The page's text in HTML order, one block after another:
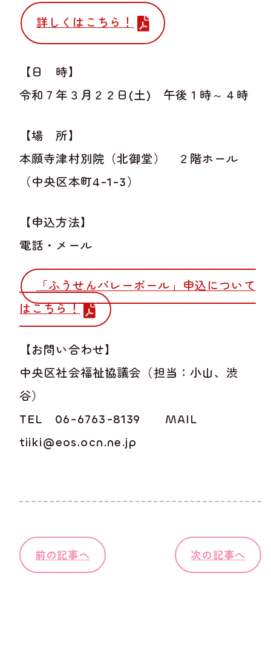
詳しくはこちら！
【日 時】
令和７年３月２２日(土) 午後１時～４時
【場 所】
本願寺津村別院（北御堂） ２階ホール
（中央区本町4-1-3）
【申込方法】
電話・メール
「ふうせんバレーボール」申込について
はこちら！
【お問い合わせ】
中央区社会福祉協議会（担当：小山、渋
谷）
TEL 06-6763-8139 MAIL
tiiki@eos.ocn.ne.jp
前の記事へ 次の記事へ